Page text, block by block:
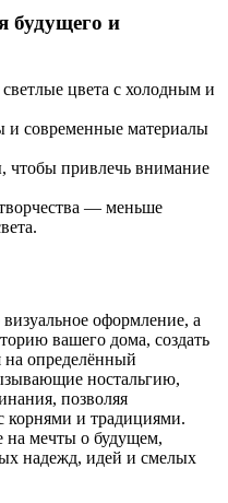
будущего и
цвета с холодным и
современные материалы
чтобы привлечь внимание
— меньше
оформление, а
вашего дома, создать
на определённый
ностальгию,
позволяя
корнями и традициями.
на мечты о будущем,
надежд, идей и смелых